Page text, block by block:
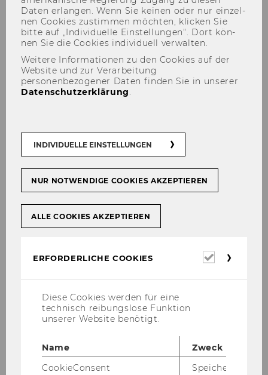
ckeln.
In Form vonin­ter­ak­ti­ven Talks, Trai­nings,
Work­shops und Peer­groupsbe­han­deln wir
un­ter­schied­li­che The­men, die für euren Stu­di­
en­all­tag re­le­vant sein kön­nen:
Motivation & Fokus
Emotionales
Selbstmanagement
Pausen & Erholung
Zeitmanagement,
Umgang mit Druck
Daten er­lan­gen. Wenn Sie kei­nen oder nur ein­zel­
nen Coo­kies zu­stim­men möch­ten, kli­cken Sie
bitte auf „In­di­vi­du­el­le Ein­stel­lun­gen“. Dort kön­
nen Sie die Coo­kies in­di­vi­du­ell ver­wal­ten.
Weitere Informationen zu den Cookies auf der
Website und zur Verarbeitung
personenbezogener Daten finden Sie in unserer
Datenschutzerklärung.
INDIVIDUELLE EINSTELLUNGEN
NUR NOTWENDIGE COOKIES AKZEPTIEREN
ALLE COOKIES AKZEPTIEREN
ERFORDERLICHE COOKIES
Diese Cookies werden für eine
technisch reibungslose Funktion
unserer Website benötigt.
Name
Zweck
CookieConsent
Speichert Ihre